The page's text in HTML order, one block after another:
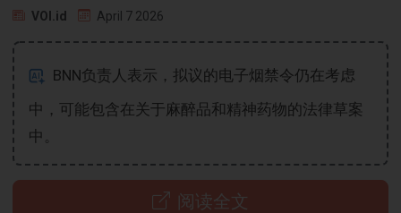
VOI.id April 7 2026
BNN负责人表示，拟议的电子烟禁令仍在考虑
中，可能包含在关于麻醉品和精神药物的法律草案
中。
阅读全文